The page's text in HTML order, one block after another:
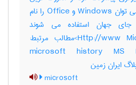
نرم افزار های آنان می توان Windows و Office را نام
جهان استفاده می شوند
Http://www Microsoft com R>مطالب مرتبط:
microsoft history MS
microsoft